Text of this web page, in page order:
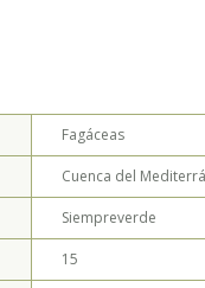
HOJA - MÓNICA
Fagáceas
Cuenca del
Siempreverde
15